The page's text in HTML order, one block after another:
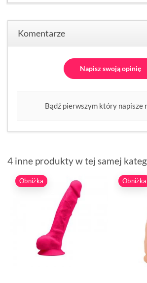
Komentarze
Napisz swoją opinię
Bądź pierwszym który napisze
4 inne produkty w tej samej
Obniżka Obniżka